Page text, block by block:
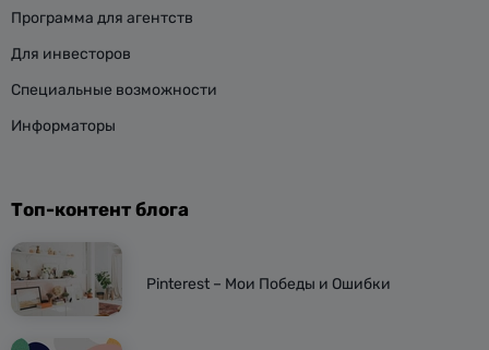
Программа для агентств
Для инвесторов
Специальные возможности
Информаторы
Топ-контент блога
Pinterest – Мои Победы и Ошибки